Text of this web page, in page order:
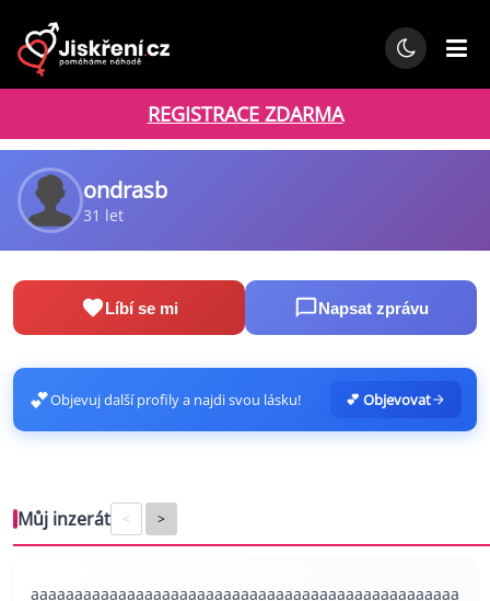
REGISTRACE ZDARMA
ondrasb
31 let
Líbí se mi Napsat zprávu
💕Objevuj další profily a najdi svou lásku! 💕 Objevovat
Můj inzerát < >
aaaaaaaaaaaaaaaaaaaaaaaaaaaaaaaaaaaaaaaaaaaaaaaaa